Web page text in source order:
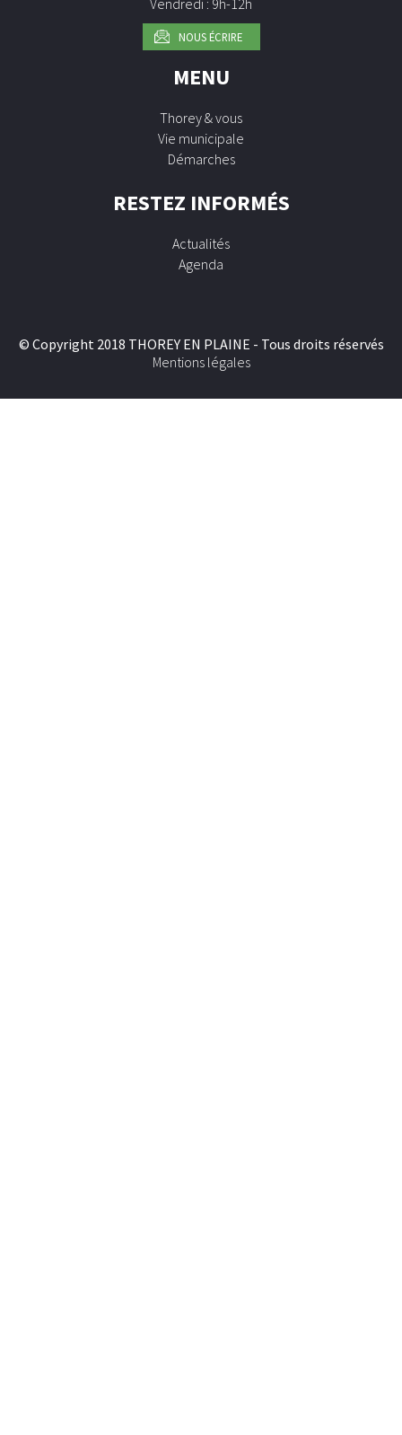
Vendredi : 9h-12h
NOUS ÉCRIRE
MENU
Thorey & vous
Vie municipale
Démarches
RESTEZ INFORMÉS
Actualités
Agenda
© Copyright 2018 THOREY EN PLAINE - Tous droits réservés
Mentions légales